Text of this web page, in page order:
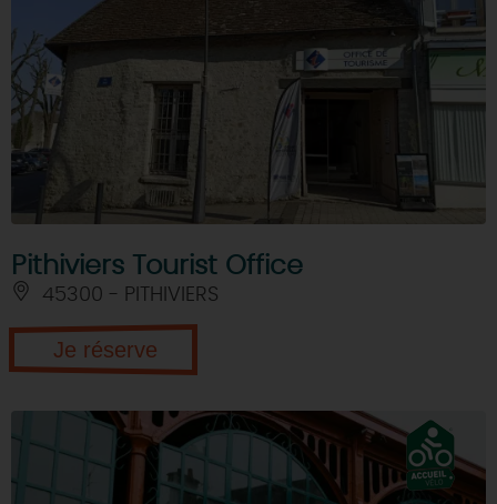
Pithiviers Tourist Office
45300 - PITHIVIERS
Je réserve